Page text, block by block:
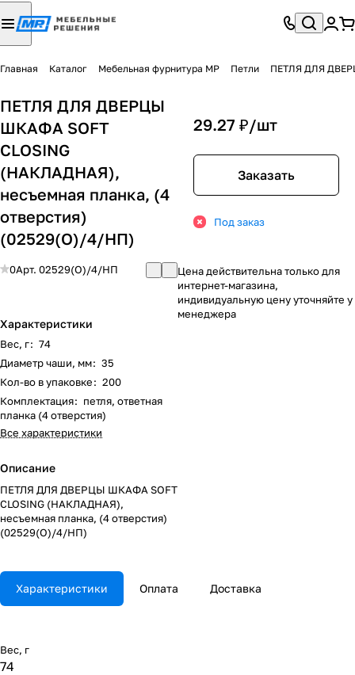
Главная Каталог Мебельная фурнитура МР Петли ПЕТЛЯ ДЛЯ
ПЕТЛЯ ДЛЯ ДВЕРЦЫ
ШКАФА SOFT
CLOSING
(НАКЛАДНАЯ),
несъемная планка, (4
отверстия)
(02529(О)/4/НП)
0Арт. 02529(О)/4/НП
Характеристики
Вес, г: 74
Диаметр чаши, мм: 35
Кол-во в упаковке: 200
Комплектация: петля, ответная
планка (4 отверстия)
Все характеристики
Описание
ПЕТЛЯ ДЛЯ ДВЕРЦЫ ШКАФА SOFT
CLOSING (НАКЛАДНАЯ),
несъемная планка, (4 отверстия)
(02529(О)/4/НП)
29.27 ₽/шт
Заказать
Под заказ
Цена действительна только для
интернет-магазина,
индивидуальную цену уточняйте у
менеджера
Характеристики Оплата Доставка
Вес, г
74